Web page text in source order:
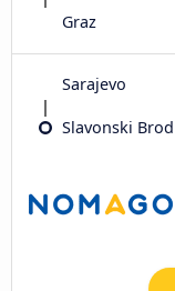
Graz
Sarajevo
Slavonski Brod